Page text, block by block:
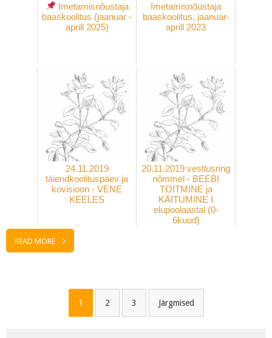
Imetamisnõustaja
baaskoolitus (jaanuar -
aprill 2025)
Imetamisnõustaja
baaskoolitus, jaanuar-
aprill 2023
24.11.2019
täiendkoolituspäev ja
kovisioon - VENE
KEELES
20.11.2019 vestlusring
nõmmel - BEEBI
TOITMINE ja
KÄITUMINE I
elupoolaastal (0-
6kuud)
READ MORE
Navigeerimine
1 2 3 Järgmised